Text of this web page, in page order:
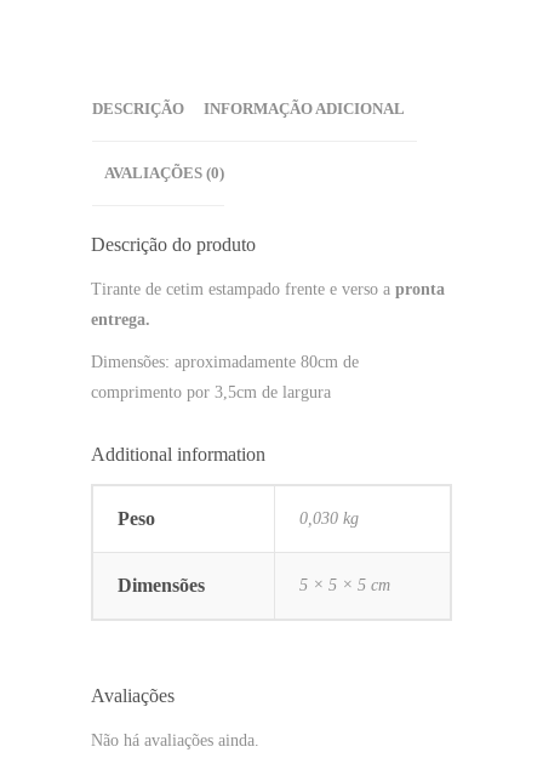
DESCRIÇÃO INFORMAÇÃO ADICIONAL
AVALIAÇÕES (0)
Descrição do produto
Tirante de cetim estampado frente e verso a pronta
entrega.
Dimensões: aproximadamente 80cm de
comprimento por 3,5cm de largura
Additional information
Peso 0,030 kg
Dimensões 5 × 5 × 5 cm
Avaliações
Não há avaliações ainda.